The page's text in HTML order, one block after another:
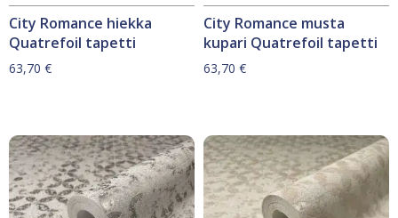
City Romance hiekka
Quatrefoil tapetti
63,70 €
City Romance musta
kupari Quatrefoil tapetti
63,70 €